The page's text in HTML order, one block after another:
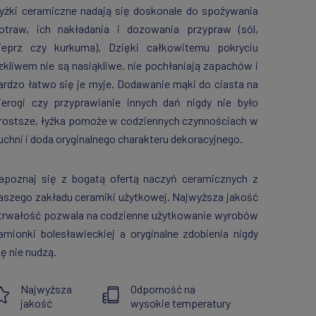
ceramiczne nadają się doskonale do spożywania
ich nakładania i dozowania przypraw (sól,
czy kurkuma). Dzięki całkowitemu pokryciu
nie są nasiąkliwe, nie pochłaniają zapachów i
łatwo się je myje. Dodawanie mąki do ciasta na
czy przyprawianie innych dań nigdy nie było
łyżka pomoże w codziennych czynnościach w
i doda oryginalnego charakteru dekoracyjnego.
się z bogatą ofertą naczyń ceramicznych z
zakładu ceramiki użytkowej. Najwyższa jakość
pozwala na codzienne użytkowanie wyrobów
bolesławieckiej a oryginalne zdobienia nigdy
nie nudzą.
Najwyższa
jakość
Odporność na
wysokie temperatury